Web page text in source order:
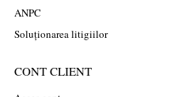
ANPC
Soluționarea litigiilor
CONT CLIENT